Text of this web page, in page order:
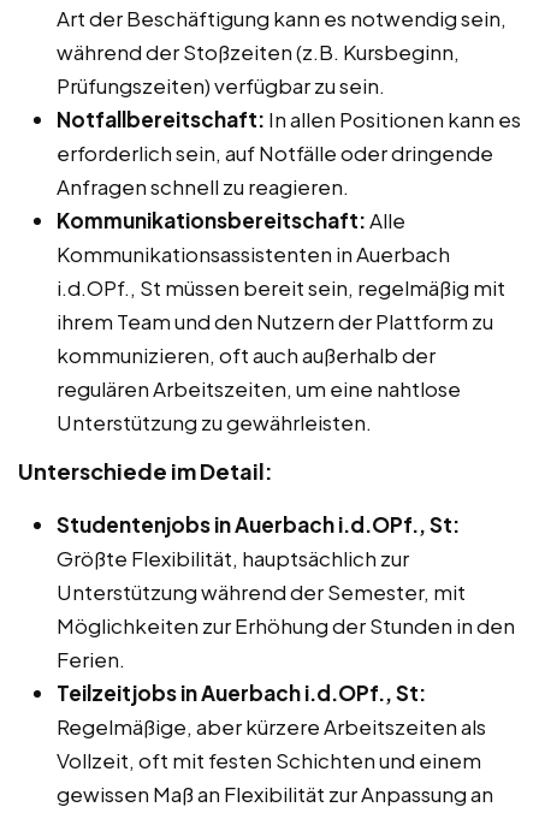
Art der Beschäftigung kann es notwendig sein,
während der Stoßzeiten (z.B. Kursbeginn,
Prüfungszeiten) verfügbar zu sein.
Notfallbereitschaft: In allen Positionen kann es
erforderlich sein, auf Notfälle oder dringende
Anfragen schnell zu reagieren.
Kommunikationsbereitschaft:Alle
Kommunikationsassistenten in Auerbach
i.d.OPf., St müssen bereit sein, regelmäßig mit
ihrem Team und den Nutzern der Plattform zu
kommunizieren, oft auch außerhalb der
regulären Arbeitszeiten, um eine nahtlose
Unterstützung zu gewährleisten.
Unterschiede im Detail:
Studentenjobs in Auerbach i.d.OPf., St:
Größte Flexibilität, hauptsächlich zur
Unterstützung während der Semester, mit
Möglichkeiten zur Erhöhung der Stunden in den
Ferien.
Teilzeitjobs in Auerbach i.d.OPf., St:
Regelmäßige, aber kürzere Arbeitszeiten als
Vollzeit, oft mit festen Schichten und einem
gewissen Maß an Flexibilität zur Anpassung an